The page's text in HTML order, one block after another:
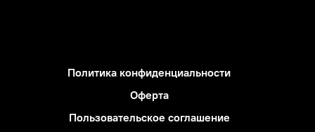
Политика конфиденциальности
Оферта
Пользовательское соглашение